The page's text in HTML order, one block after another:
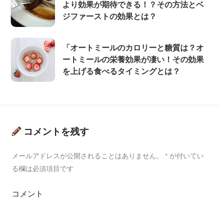
より効果が期待できる！？その方法とベ
ジファーストの効果とは？
「オートミールのカロリーと糖質は？オ
ートミールの栄養効果が凄い！その効果
を上げる食べるタイミングとは？
コメントを残す
メールアドレスが公開されることはありません。 * が付いてい
る欄は必須項目です
コメント